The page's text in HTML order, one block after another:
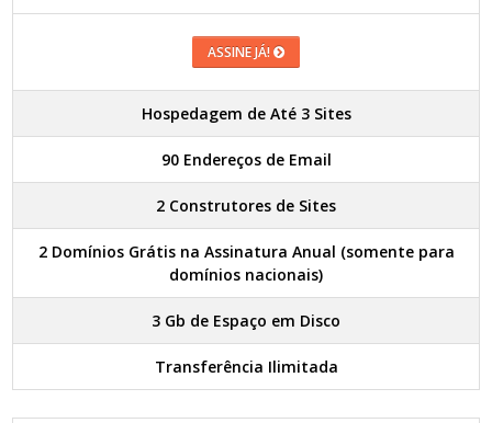
ASSINE JÁ!
Hospedagem de Até 3 Sites
90 Endereços de Email
2 Construtores de Sites
2 Domínios Grátis na Assinatura Anual (somente para
domínios nacionais)
3 Gb de Espaço em Disco
Transferência Ilimitada